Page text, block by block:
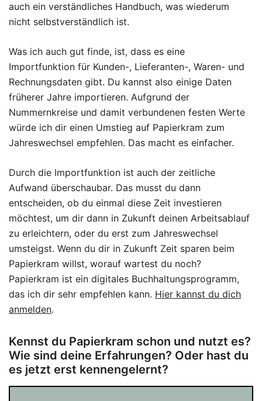
auch ein verständliches Handbuch, was wiederum
nicht selbstverständlich ist.
Was ich auch gut finde, ist, dass es eine
Importfunktion für Kunden-, Lieferanten-, Waren- und
Rechnungsdaten gibt. Du kannst also einige Daten
früherer Jahre importieren. Aufgrund der
Nummernkreise und damit verbundenen festen Werte
würde ich dir einen Umstieg auf Papierkram zum
Jahreswechsel empfehlen. Das macht es einfacher.
Durch die Importfunktion ist auch der zeitliche
Aufwand überschaubar. Das musst du dann
entscheiden, ob du einmal diese Zeit investieren
möchtest, um dir dann in Zukunft deinen Arbeitsablauf
zu erleichtern, oder du erst zum Jahreswechsel
umsteigst. Wenn du dir in Zukunft Zeit sparen beim
Papierkram willst, worauf wartest du noch?
Papierkram ist ein digitales Buchhaltungsprogramm,
das ich dir sehr empfehlen kann. Hier kannst du dich
anmelden.
Kennst du Papierkram schon und nutzt es?
Wie sind deine Erfahrungen? Oder hast du
es jetzt erst kennengelernt?